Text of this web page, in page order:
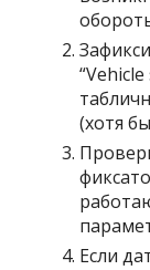
(хотя
Если